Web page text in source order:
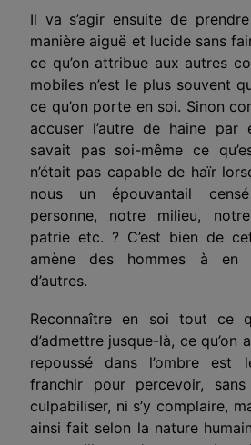
Il va s’agir ensuite de prendre
manière aiguë et lucide sans
ce qu’on attribue aux autres
mobiles n’est le plus souvent
ce qu’on porte en soi. Sinon
accuser l’autre de haine
savait pas soi-même ce
n’était pas capable de haïr
nous un épouvantail
personne, notre milieu,
patrie etc. ? C’est bien de
amène des hommes à en
d’autres.
Reconnaître en soi tout ce
d’admettre jusque-là, ce qu’on
repoussé dans l’ombre est
franchir pour percevoir, sans
culpabiliser, ni s’y complaire,
ainsi fait selon la nature